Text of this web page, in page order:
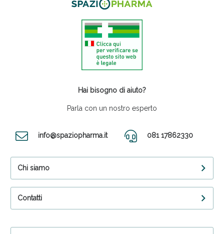
Hai bisogno di aiuto?
Parla con un nostro esperto
info@spaziopharma.it 081 17862330
Chi siamo
Contatti